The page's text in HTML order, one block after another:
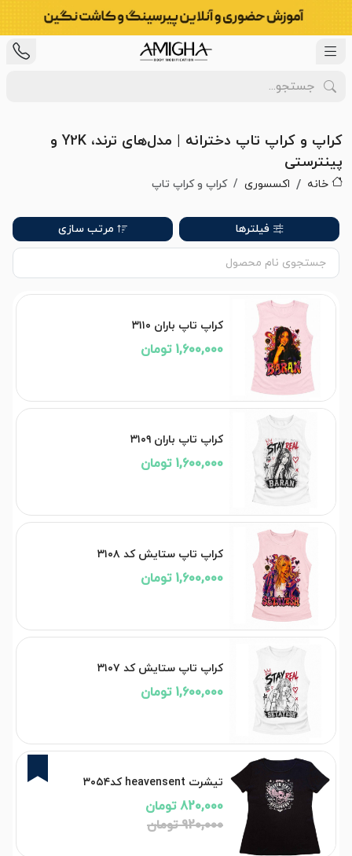
کراپ و کراپ تاپ دخترانه | مدل‌های ترند، Y2K و
پینترستی
خانه اکسسوری کراپ و کراپ تاپ
فیلترها مرتب سازی
کراپ تاپ باران ۳۱۱۰
1,600,000 تومان
کراپ تاپ باران ۳۱۰۹
1,600,000 تومان
کراپ تاپ ستایش کد ۳۱۰۸
1,600,000 تومان
کراپ تاپ ستایش کد ۳۱۰۷
1,600,000 تومان
11%
تیشرت heavensent کد۳۰۵۴
820,000 تومان
920,000 تومان